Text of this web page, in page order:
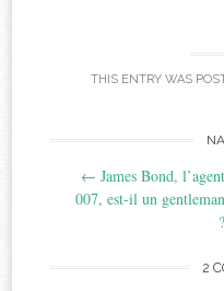
THIS ENTRY WAS
navigation
← James Bond, l’agent
007, est-il un gentleman
?
2